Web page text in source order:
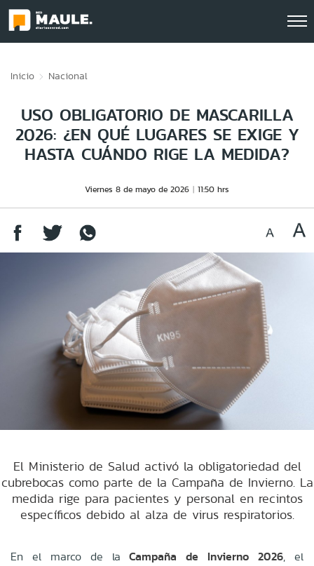
Inicio Nacional
USO OBLIGATORIO DE MASCARILLA
2026: ¿EN QUÉ LUGARES SE EXIGE Y
HASTA CUÁNDO RIGE LA MEDIDA?
Viernes 8 de mayo de 2026 11:50 hrs
El Ministerio de Salud activó la obligatoriedad del
cubrebocas como parte de la Campaña de Invierno. La
medida rige para pacientes y personal en recintos
específicos debido al alza de virus respiratorios.
En el marco de laCampaña de Invierno 2026, el